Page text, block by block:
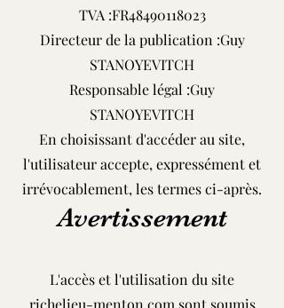
TVA :FR48490118023
Directeur de la publication :Guy
STANOYEVITCH
Responsable légal :Guy
STANOYEVITCH
En choisissant d'accéder au site,
l'utilisateur accepte, expressément et
irrévocablement, les termes ci-après.
Avertissement
L'accès et l'utilisation du site
richelieu-menton.com sont soumis